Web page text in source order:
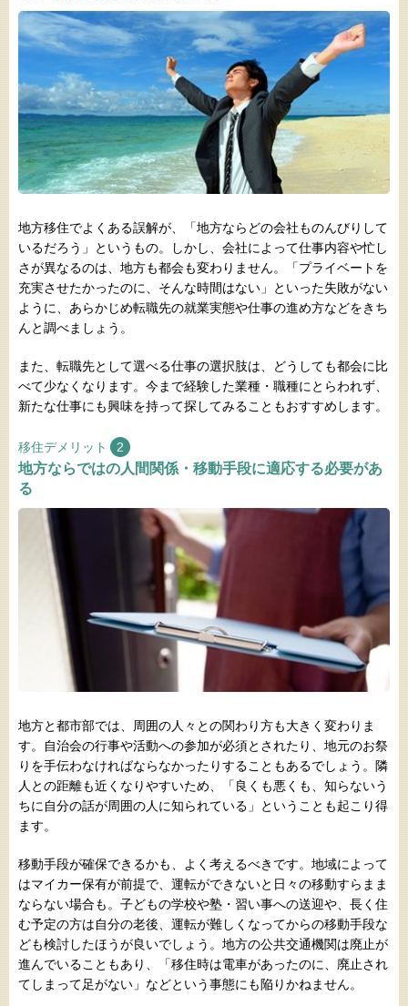
地方移住でよくある誤解が、「地方ならどの会社ものんびりして
いるだろう」というもの。しかし、会社によって仕事内容や忙し
さが異なるのは、地方も都会も変わりません。「プライベートを
充実させたかったのに、そんな時間はない」といった失敗がない
ように、あらかじめ転職先の就業実態や仕事の進め方などをきち
んと調べましょう。
また、転職先として選べる仕事の選択肢は、どうしても都会に比
べて少なくなります。今まで経験した業種・職種にとらわれず、
新たな仕事にも興味を持って探してみることもおすすめします。
移住デメリット 2
地方ならではの人間関係・移動手段に適応する必要があ
る
地方と都市部では、周囲の人々との関わり方も大きく変わりま
す。自治会の行事や活動への参加が必須とされたり、地元のお祭
りを手伝わなければならなかったりすることもあるでしょう。隣
人との距離も近くなりやすいため、「良くも悪くも、知らないう
ちに自分の話が周囲の人に知られている」ということも起こり得
ます。
移動手段が確保できるかも、よく考えるべきです。地域によって
はマイカー保有が前提で、運転ができないと日々の移動すらまま
ならない場合も。子どもの学校や塾・習い事への送迎や、長く住
む予定の方は自分の老後、運転が難しくなってからの移動手段な
ども検討したほうが良いでしょう。地方の公共交通機関は廃止が
進んでいることもあり、「移住時は電車があったのに、廃止され
てしまって足がない」などという事態にも陥りかねません。